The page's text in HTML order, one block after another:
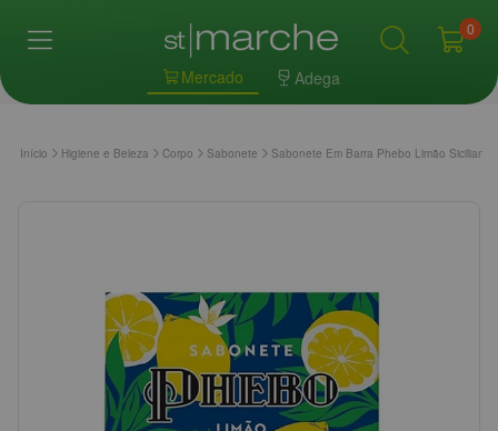
Mercado Adega
0
Início Higiene e Beleza Corpo Sabonete Sabonete Em Barra Phebo Limão Siciliano